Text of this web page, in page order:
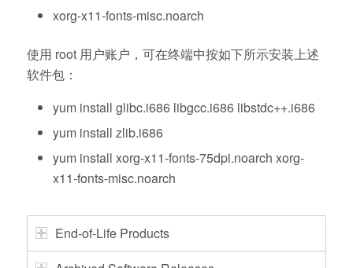
xorg-x11-fonts-misc.noarch
使用 root 用户账户，可在终端中按如下所示安装上述
软件包：
yum install glibc.i686 libgcc.i686 libstdc++.i686
yum install zlib.i686
yum install xorg-x11-fonts-75dpi.noarch xorg-
x11-fonts-misc.noarch
End-of-Life Products